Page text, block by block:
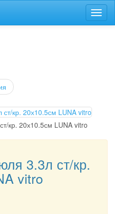
кр. 20х10.5см LUNA vitro
3.3л ст/кр.
vitro